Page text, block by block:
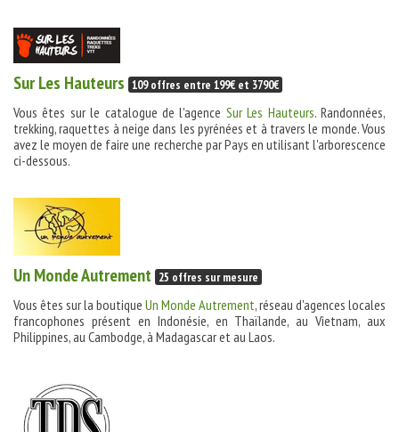
Sur Les Hauteurs 109 offres entre 199€ et 3790€
Vous êtes sur le catalogue de l'agence Sur Les Hauteurs. Randonnées,
trekking, raquettes à neige dans les pyrénées et à travers le monde. Vous
avez le moyen de faire une recherche par Pays en utilisant l'arborescence
ci-dessous.
Un Monde Autrement 25 offres sur mesure
Vous êtes sur la boutique Un Monde Autrement, réseau d'agences locales
francophones présent en Indonésie, en Thaïlande, au Vietnam, aux
Philippines, au Cambodge, à Madagascar et au Laos.